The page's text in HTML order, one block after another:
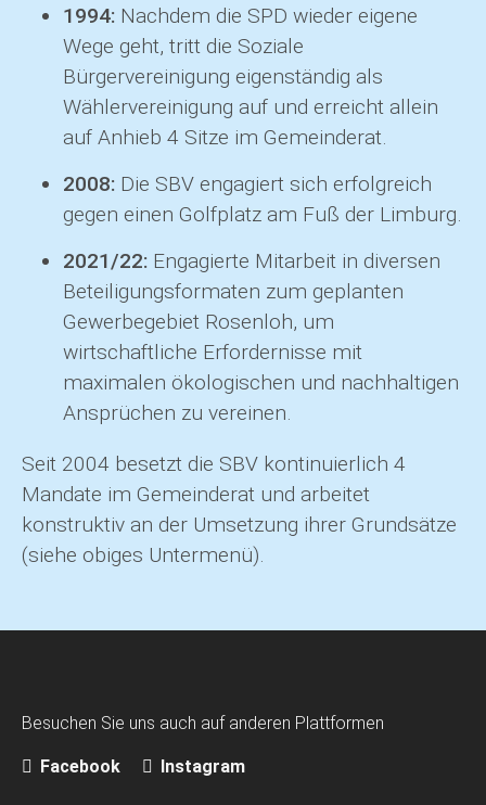
1994: Nachdem die SPD wieder eigene
Wege geht, tritt die Soziale
Bürgervereinigung eigenständig als
Wählervereinigung auf und erreicht allein
auf Anhieb 4 Sitze im Gemeinderat.
2008: Die SBV engagiert sich erfolgreich
gegen einen Golfplatz am Fuß der Limburg.
2021/22: Engagierte Mitarbeit in diversen
Beteiligungsformaten zum geplanten
Gewerbegebiet Rosenloh, um
wirtschaftliche Erfordernisse mit
maximalen ökologischen und nachhaltigen
Ansprüchen zu vereinen.
Seit 2004 besetzt die SBV kontinuierlich 4
Mandate im Gemeinderat und arbeitet
konstruktiv an der Umsetzung ihrer Grundsätze
(siehe obiges Untermenü).
Besuchen Sie uns auch auf anderen Plattformen
Facebook Instagram